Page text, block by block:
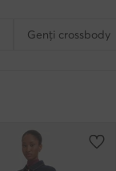
Genți crossbody